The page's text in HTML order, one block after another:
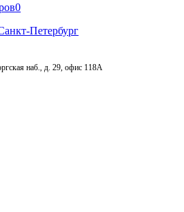
0
Петербург
наб., д. 29, офис 118А